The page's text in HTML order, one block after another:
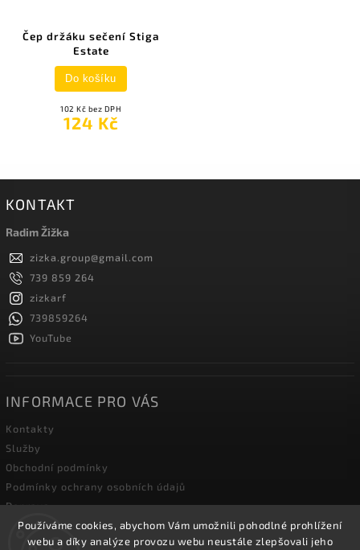
Používáme cookies, abychom Vám umožnili pohodlné prohlížení
webu a díky analýze provozu webu neustále zlepšovali jeho
Čep držáku sečení Stiga
Estate
102 Kč bez DPH
124 Kč
Do košíku
KONTAKT
Radim Žižka
zizka.group@gmail.com
739 859 264
zizkarf
739859264
YouTube
INFORMACE PRO VÁS
Kontakty
Služby
Obchodní podmínky
Podmínky ochrany osobních údajů
Doprava
Blog zahradní techniky